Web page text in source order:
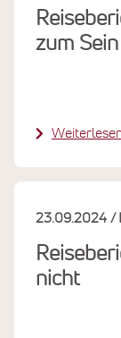
zum Sein
nicht
23.09.2024